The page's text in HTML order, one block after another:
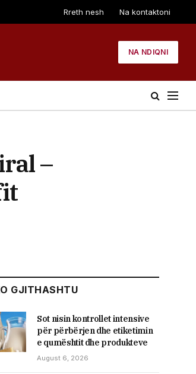
Rreth nesh Na kontaktoni
NA NDIQNI
–
GJITHASHTU
Sot nisin kontrollet intensive
për përbërjen dhe etiketimin
e qumështit dhe produkteve
August 6, 2026